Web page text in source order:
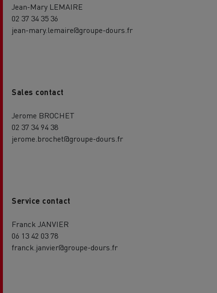
Jean-Mary LEMAIRE
02 37 34 35 36
jean-mary.lemaire@groupe-dours.fr
Sales contact
Jerome BROCHET
02 37 34 94 38
jerome.brochet@groupe-dours.fr
Service contact
Franck JANVIER
06 13 42 03 78
franck.janvier@groupe-dours.fr